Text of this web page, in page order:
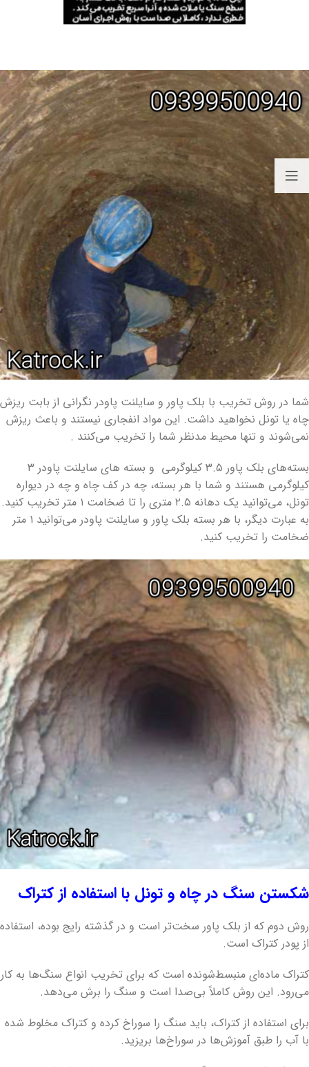
شما در روش تخریب با بلک پاور و سایلنت پاودر نگرانی از بابت ریزش
چاه یا تونل نخواهید داشت. این مواد انفجاری نیستند و باعث ریزش
نمی‌شوند و تنها محیط مدنظر شما را تخریب می‌کنند .
بسته‌های بلک پاور ۳.۵ کیلوگرمی و بسته های سایلنت پاودر ۳
کیلوگرمی هستند و شما با هر بسته، چه در کف چاه و چه در دیواره
تونل، می‌توانید یک دهانه ۲.۵ متری را تا ضخامت ۱ متر تخریب کنید.
به عبارت دیگر، با هر بسته بلک پاور و سایلنت پاودر می‌توانید ۱ متر
ضخامت را تخریب کنید.
شکستن سنگ در چاه و تونل با استفاده از کتراک
روش دوم که از بلک پاور سخت‌تر است و در گذشته رایج بوده، استفاده
از پودر کتراک است.
کتراک ماده‌ای منبسط‌شونده است که برای تخریب انواع سنگ‌ها به کار
می‌رود. این روش کاملاً بی‌صدا است و سنگ را برش می‌دهد.
برای استفاده از کتراک، باید سنگ را سوراخ کرده و کتراک مخلوط شده
با آب را طبق آموزش‌ها در سوراخ‌ها بریزید.